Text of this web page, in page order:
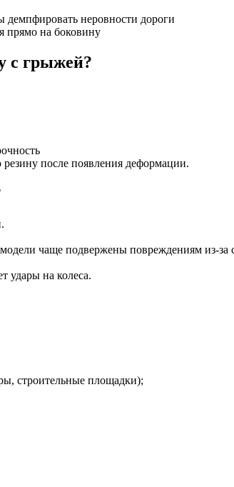
неровности дороги
прямо на боковину
с грыжей?
после появления деформации.
чаще подвержены повреждениям из-за
удары на колеса.
строительные площадки);